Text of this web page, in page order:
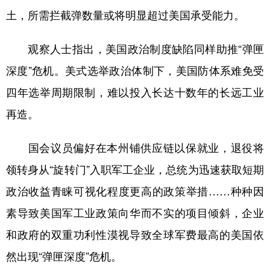
土，所需拦截弹数量或将明显超过美国承受能力。
观察人士指出，美国政治制度缺陷同样助推“弹匣
深度”危机。美式选举政治体制下，美国防体系难免受
四年选举周期限制，难以投入长达十数年的长远工业
再造。
国会议员偏好在本州铺供应链以保就业，退役将
领转身从“旋转门”入职军工企业，总统为迅速获取短期
政治收益青睐可视化程度更高的政策举措……种种因
素导致美国军工业政策向华而不实的项目倾斜，企业
和政府的双重功利性漠视导致全球军费最高的美国依
然出现“弹匣深度”危机。